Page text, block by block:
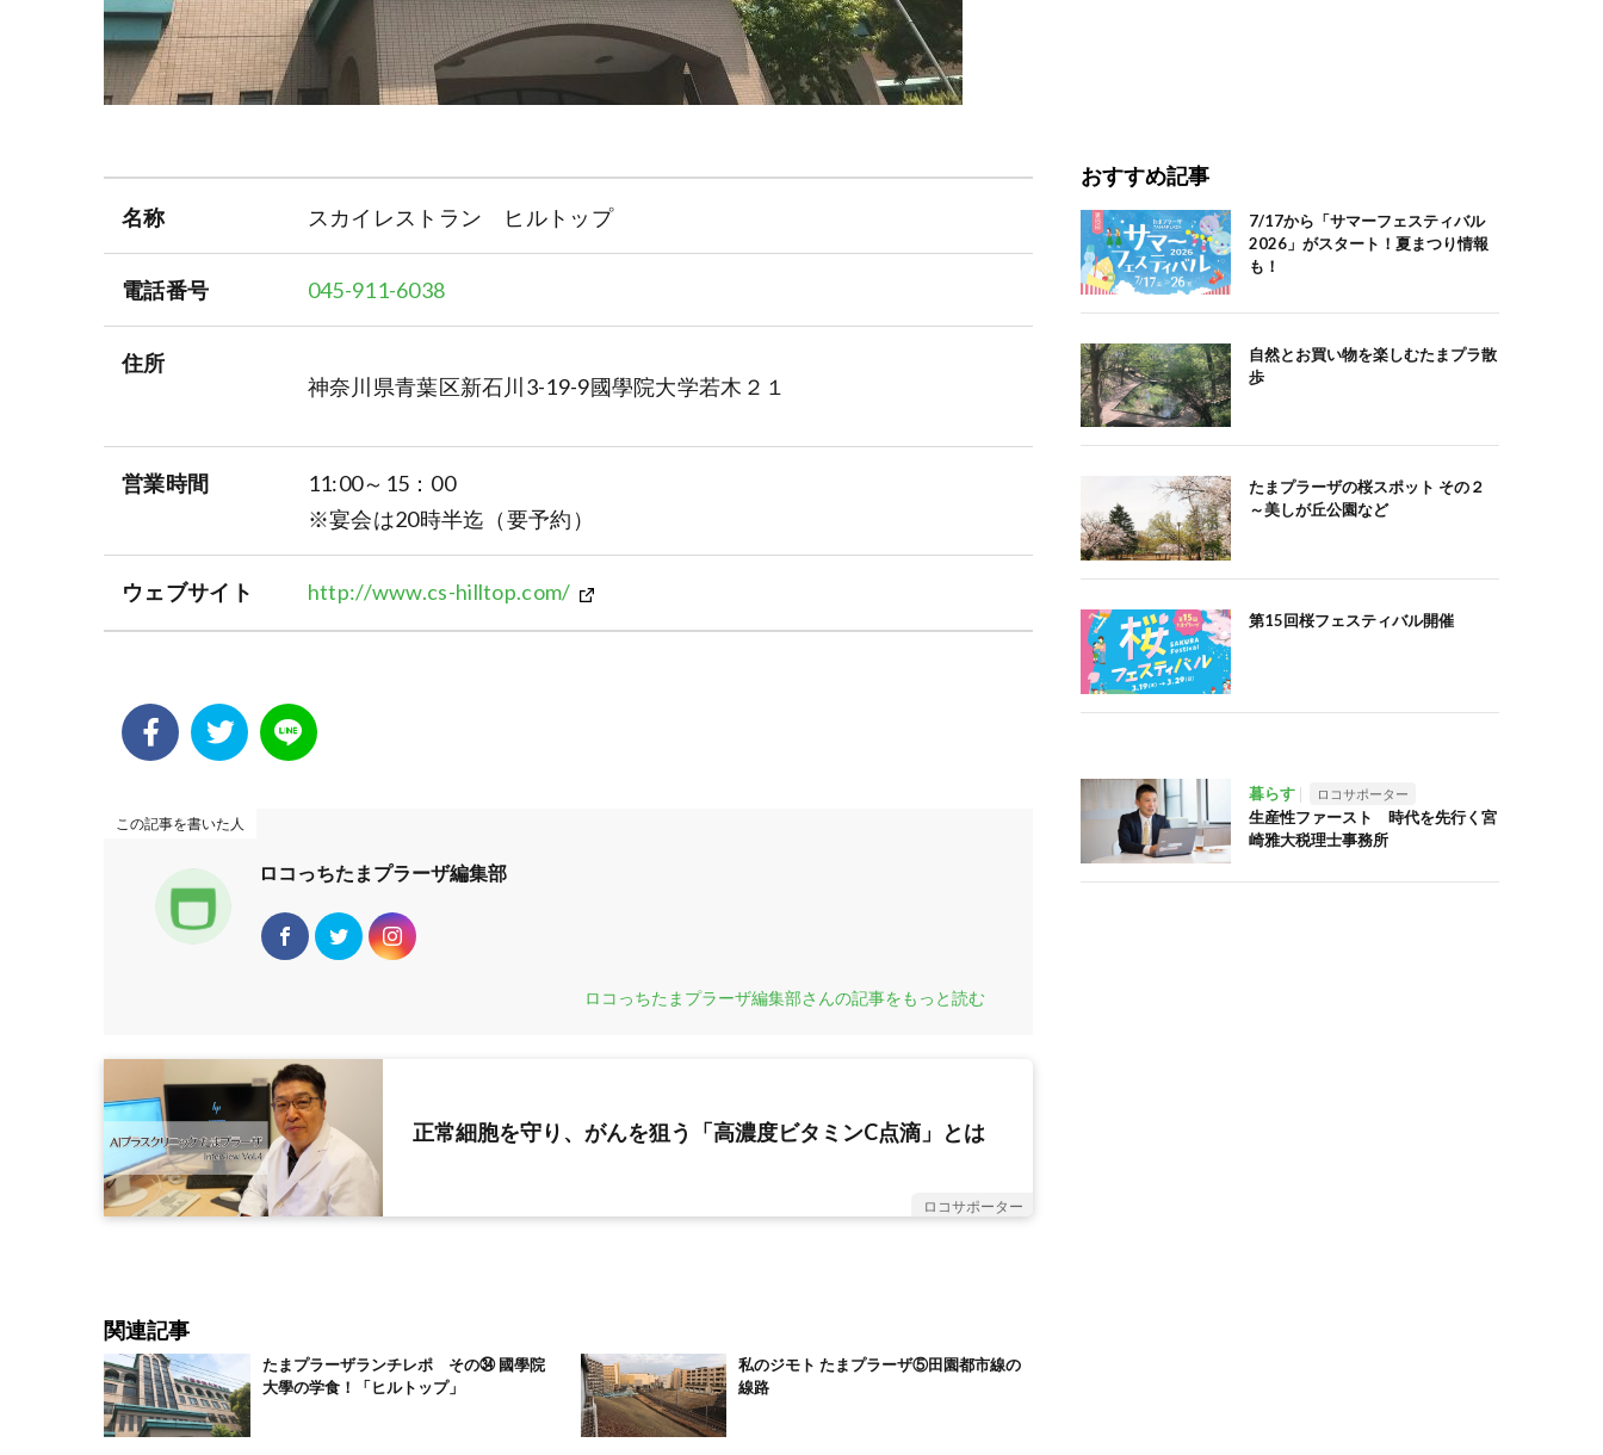
名称 スカイレストラン ヒルトップ
電話番号 045-911-6038
住所
神奈川県青葉区新石川3-19-9國學院大学若木２１
営業時間
11:00～15：00
※宴会は20時半迄（要予約）
ウェブサイト http://www.cs-hilltop.com/
この記事を書いた人
ロコっちたまプラーザ編集部
ロコっちたまプラーザ編集部さんの記事をもっと読む
正常細胞を守り、がんを狙う「高濃度ビタミンC点滴」とは
ロコサポーター
関連記事
たまプラーザランチレポ その㉞ 國學院
大學の学食！「ヒルトップ」
私のジモト たまプラーザ⑤田園都市線の
線路
おすすめ記事
7/17から「サマーフェスティバル
2026」がスタート！夏まつり情報
も！
自然とお買い物を楽しむたまプラ散
歩
たまプラーザの桜スポット その２
～美しが丘公園など
第15回桜フェスティバル開催
暮らす ロコサポーター
生産性ファースト 時代を先行く宮
崎雅大税理士事務所